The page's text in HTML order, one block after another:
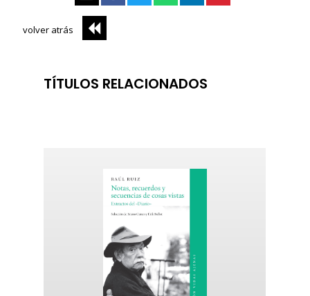
volver atrás
TÍTULOS RELACIONADOS